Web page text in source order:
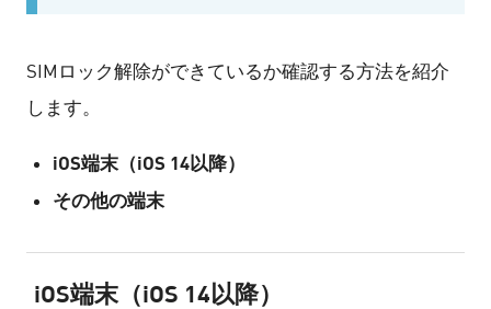
SIMロック解除ができているか確認する方法を紹介
します。
iOS端末（iOS 14以降）
その他の端末
iOS端末（iOS 14以降）